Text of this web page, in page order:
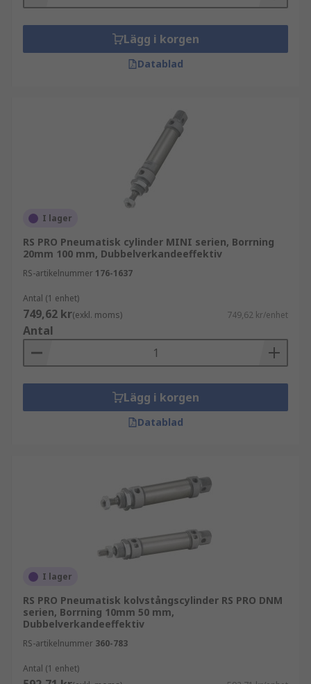
Lägg i korgen
Datablad
I lager
RS PRO Pneumatisk cylinder MINI serien, Borrning
20mm 100 mm, Dubbelverkandeeffektiv
RS-artikelnummer 176-1637
Antal (1 enhet)
749,62 kr(exkl. moms) 749,62 kr/enhet
Antal
Lägg i korgen
Datablad
I lager
RS PRO Pneumatisk kolvstångscylinder RS PRO DNM
serien, Borrning 10mm 50 mm,
Dubbelverkandeeffektiv
RS-artikelnummer 360-783
Antal (1 enhet)